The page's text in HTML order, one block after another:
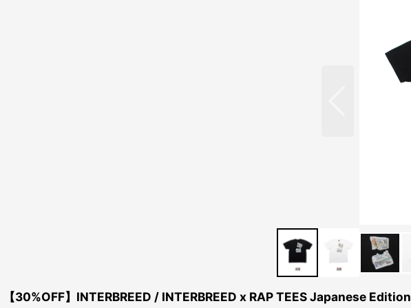
【30%OFF】INTERBREED / INTERBREED x RAP TEES Japanese Edition